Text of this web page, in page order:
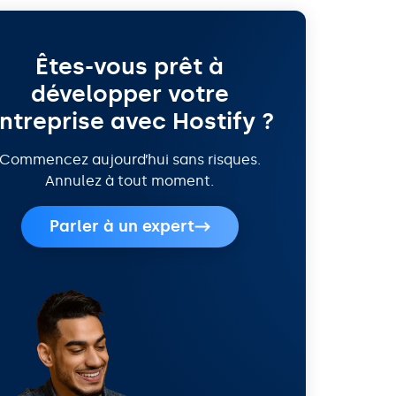
Êtes-vous prêt à
développer votre
avec Hostify ?
aujourd’hui sans risques.
Annulez à tout moment.
Parler à un expert